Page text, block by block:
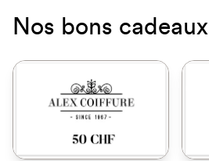
Nos bons cadeaux